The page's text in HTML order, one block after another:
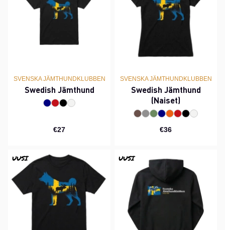
SVENSKA JÄMTHUNDKLUBBEN
Swedish Jämthund
€27
SVENSKA JÄMTHUNDKLUBBEN
Swedish Jämthund
(Naiset)
€36
UUSI UUSI